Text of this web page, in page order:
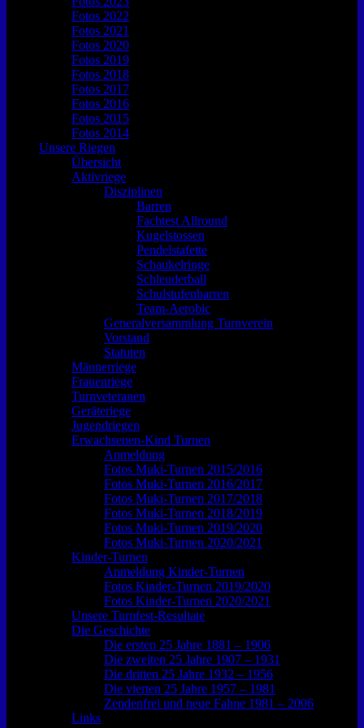
Fotos 2022
Fotos 2021
Fotos 2020
Fotos 2019
Fotos 2018
Fotos 2017
Fotos 2016
Fotos 2015
Fotos 2014
Unsere Riegen
Übersicht
Aktivriege
Disziplinen
Barren
Fachtest Allround
Kugelstossen
Pendelstafette
Schaukelringe
Schleuderball
Schulstufenbarren
Team-Aerobic
Generalversammlung Turnverein
Vorstand
Statuten
Männerriege
Frauenriege
Turnveteranen
Geräteriege
Jugendriegen
Erwachsenen-Kind Turnen
Anmeldung
Fotos Muki-Turnen 2015/2016
Fotos Muki-Turnen 2016/2017
Fotos Muki-Turnen 2017/2018
Fotos Muki-Turnen 2018/2019
Fotos Muki-Turnen 2019/2020
Fotos Muki-Turnen 2020/2021
Kinder-Turnen
Anmeldung Kinder-Turnen
Fotos Kinder-Turnen 2019/2020
Fotos Kinder-Turnen 2020/2021
Unsere Turnfest-Resultate
Die Geschichte
Die ersten 25 Jahre 1881 – 1906
Die zweiten 25 Jahre 1907 – 1931
Die dritten 25 Jahre 1932 – 1956
Die vierten 25 Jahre 1957 – 1981
Zendenfrei und neue Fahne 1981 – 2006
Links